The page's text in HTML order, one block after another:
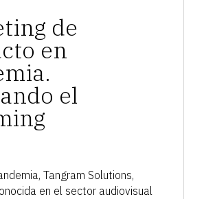
de
en
el
Tangram Solutions,
en el sector audiovisual